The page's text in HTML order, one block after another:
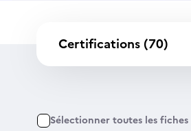
Certifications (70)
Sélectionner toutes les fiches